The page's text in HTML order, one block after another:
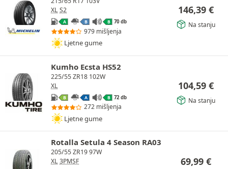
XL S2
A B B 70 db
979 mišljenja
Ljetne gume
146,39 €
Na stanju
Kumho Ecsta HS52
225/55 ZR18 102W
XL
B A B 72 db
272 mišljenja
Ljetne gume
104,59 €
Na stanju
Rotalla Setula 4 Season RA03
205/55 ZR19 97W
XL 3PMSF 69,99 €